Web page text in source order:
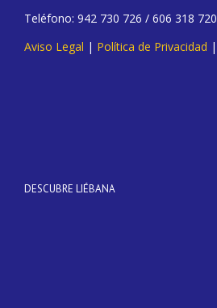
Teléfono: 942 730 726 / 606 318 720
Aviso Legal | Política de Privacidad |
DESCUBRE LIÉBANA